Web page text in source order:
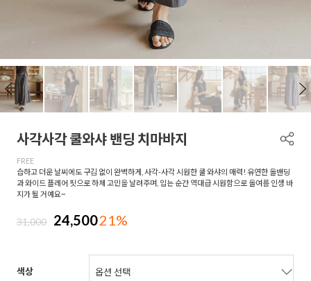
사각사각 쿨와샤 밴딩 치마바지
FREE
습하고 더운 날씨에도 구김 없이 완벽하게, 사각-사각 시원한 쿨 와샤의 매력! 유연한 올밴딩
과 와이드 플레어 핏으로 하체 고민을 날려주며, 입는 순간 역대급 시원함으로 올여름 인생 바
지가 될 거예요~
31,000 24,50021%
색상